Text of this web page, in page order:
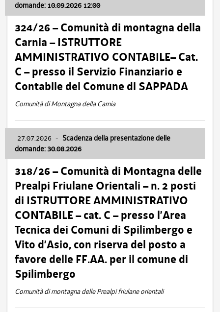
domande: 10.09.2026 12:00
324/26 – Comunità di montagna della
Carnia – ISTRUTTORE
AMMINISTRATIVO CONTABILE– Cat.
C – presso il Servizio Finanziario e
Contabile del Comune di SAPPADA
Comunità di Montagna della Carnia
27.07.2026 - Scadenza della presentazione delle
domande: 30.08.2026
318/26 – Comunità di Montagna delle
Prealpi Friulane Orientali – n. 2 posti
di ISTRUTTORE AMMINISTRATIVO
CONTABILE – cat. C – presso l’Area
Tecnica dei Comuni di Spilimbergo e
Vito d’Asio, con riserva del posto a
favore delle FF.AA. per il comune di
Spilimbergo
Comunità di montagna delle Prealpi friulane orientali